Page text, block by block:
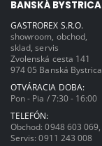
BANSKÁ BYSTRICA
GASTROREX S.R.O.
showroom, obchod,
sklad, servis
Zvolenská cesta 141
974 05 Banská Bystrica
OTVÁRACIA DOBA:
Pon - Pia / 7:30 - 16:00
TELEFÓN:
Obchod:0948 603 069
Servis:0911 243 008